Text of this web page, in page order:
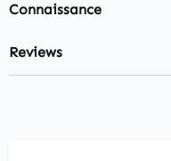
Connaissance
Reviews